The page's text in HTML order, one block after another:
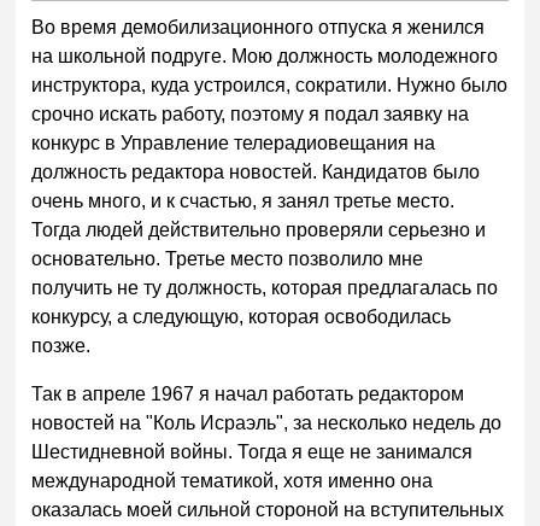
Во время демобилизационного отпуска я женился
на школьной подруге. Мою должность молодежного
инструктора, куда устроился, сократили. Нужно было
срочно искать работу, поэтому я подал заявку на
конкурс в Управление телерадиовещания на
должность редактора новостей. Кандидатов было
очень много, и к счастью, я занял третье место.
Тогда людей действительно проверяли серьезно и
основательно. Третье место позволило мне
получить не ту должность, которая предлагалась по
конкурсу, а следующую, которая освободилась
позже.
Так в апреле 1967 я начал работать редактором
новостей на "Коль Исраэль", за несколько недель до
Шестидневной войны. Тогда я еще не занимался
международной тематикой, хотя именно она
оказалась моей сильной стороной на вступительных